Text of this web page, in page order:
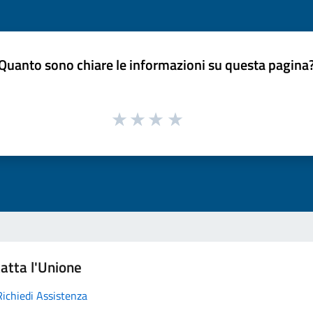
sono chiare le informazioni su questa
l'Unione
Assistenza